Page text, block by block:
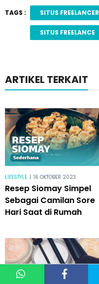
TAGS : SITUS
SITUS FREELANCE
ARTIKEL TERKAIT
LIFESTYLE | 16 OKTOBER 2023
Resep Siomay Simpel
Sebagai Camilan Sore
Hari Saat di Rumah